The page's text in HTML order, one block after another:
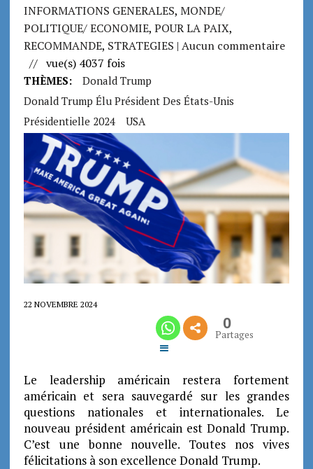
INFORMATIONS GENERALES, MONDE/
POLITIQUE/ ECONOMIE, POUR LA PAIX,
RECOMMANDE, STRATEGIES | Aucun commentaire
// vue(s) 4037 fois
THÈMES:
Donald Trump
Donald Trump Élu Président Des États-Unis
Présidentielle 2024
USA
22 NOVEMBRE 2024
0
Partages
Le leadership américain restera fortement
américain et sera sauvegardé sur les grandes
questions nationales et internationales. Le
nouveau président américain est Donald Trump.
C’est une bonne nouvelle. Toutes nos vives
félicitations à son excellence Donald Trump.